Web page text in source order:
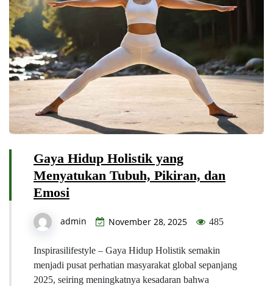
Gaya Hidup Holistik yang
Menyatukan Tubuh, Pikiran, dan
Emosi
admin November 28, 2025 485
Inspirasilifestyle – Gaya Hidup Holistik semakin
menjadi pusat perhatian masyarakat global sepanjang
2025, seiring meningkatnya kesadaran bahwa